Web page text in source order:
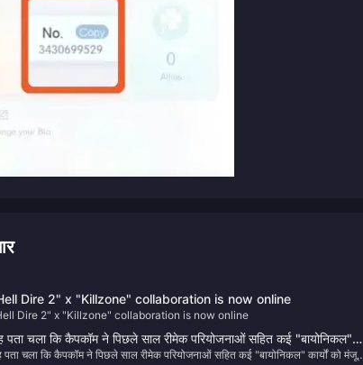
Dire 2" x "Killzone" collaboration is now online
Dire 2" x "Killzone" collaboration is now online
पता चला कि कैपकॉम ने पिछले साल रीमेक परियोजनाओं सहित कई "बायोनिकल"
को मंजूरी दी थी
पता चला कि कैपकॉम ने पिछले साल रीमेक परियोजनाओं सहित कई "बायोनिकल" कार्यों को मंजूरी